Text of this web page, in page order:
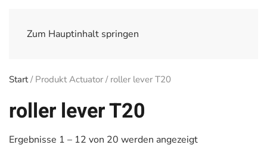
Zum Hauptinhalt springen
Start/ Produkt Actuator / roller lever T20
roller lever T20
Ergebnisse 1 – 12 von 20 werden angezeigt